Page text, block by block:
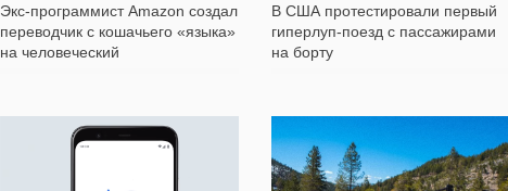
Экс-программист Amazon создал
переводчик с кошачьего «языка»
на человеческий
В США протестировали первый
гиперлуп-поезд с пассажирами
на борту
23 449 1 056